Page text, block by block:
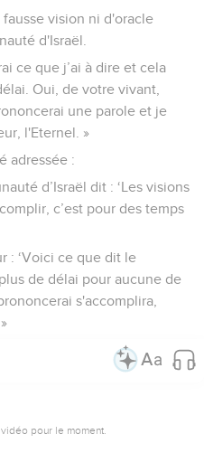
vision ni d'oracle
d'Israël.
ce que j’ai à dire et cela
Oui, de votre vivant,
une parole et je
l'Eternel. »
adressée :
d’Israël dit : ‘Les visions
c’est pour des temps
: ‘Voici ce que dit le
de délai pour aucune de
s'accomplira,
pour le moment.